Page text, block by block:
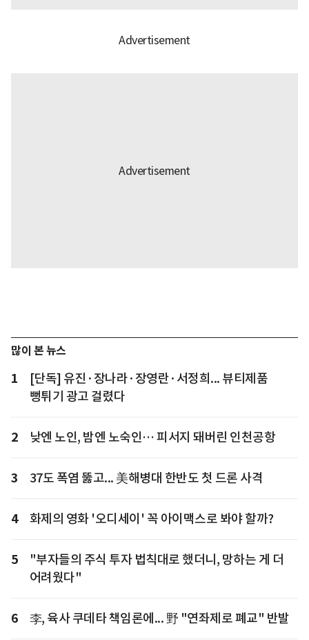
많이 본 뉴스
1
[단독] 유진·장나라·장영란·서정희... 뷰티제품
뻥튀기 광고 걸렸다
2 낮엔 노인, 밤엔 노숙인… 피서지 돼버린 인천공항
3 37도 폭염 뚫고... 美해병대 한반도 첫 드론 사격
4 화제의 영화 '오디세이' 꼭 아이맥스로 봐야 할까?
5
"부자들의 주식 투자 법칙대로 했더니, 망하는 게 더
어려웠다"
6 李, 육사 쿠데타 책임론에... 野 "연좌제로 폐교" 반발